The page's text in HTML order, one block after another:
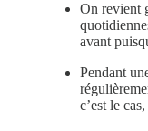
On revient
avant
Pendant
c’est le